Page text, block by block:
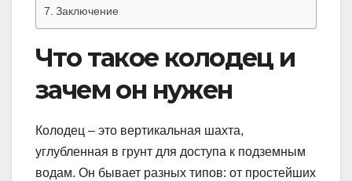
Заключение
Что такое колодец и
зачем он нужен
Колодец – это вертикальная шахта,
углубленная в грунт для доступа к подземным
водам. Он бывает разных типов: от простейших